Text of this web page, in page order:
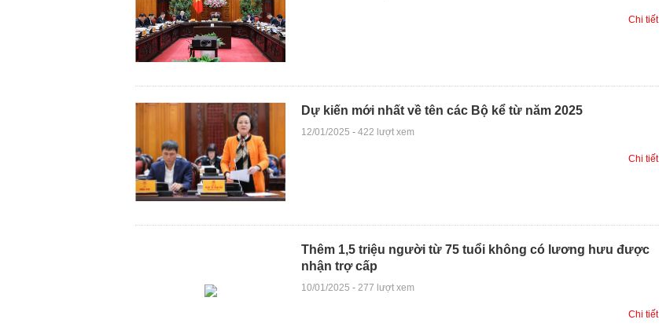
Chi tiết
Dự kiến mới nhất về tên các Bộ kể từ năm 2025
12/01/2025 - 422 lượt xem
Chi tiết
Thêm 1,5 triệu người từ 75 tuổi không có lương hưu được
nhận trợ cấp
10/01/2025 - 277 lượt xem
Chi tiết